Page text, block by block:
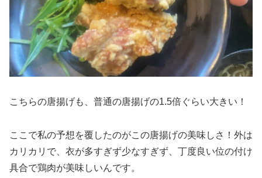
こちらの唐揚げも、普通の唐揚げの1.5倍ぐらい大きい！
ここで私の予想を覆したのがこの唐揚げの美味しさ！外は
カリカリで、衣が多すぎず少なすぎず、丁度良い位の付け
具合で鶏肉が美味しいんです。